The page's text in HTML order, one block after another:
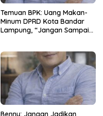
Temuan BPK: Uang Makan-
Minum DPRD Kota Bandar
Lampung, “Jangan Sampai
Benny: Jangan Jadikan